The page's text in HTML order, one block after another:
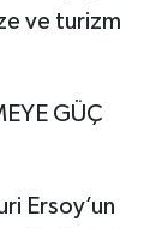
ve turizm
GÜÇ
Ersoy’un